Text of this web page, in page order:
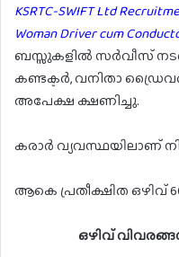
KSRTC-SWIFT Ltd
Woman Driver cum
ബസ്സുകളിൽ സർവീസ്
കണ്ടക്ടർ, വനിതാ
അപേക്ഷ ക്ഷണിച്ചു.
കരാർ വ്യവസ്ഥയിലാണ്
ആകെ പ്രതീക്ഷിത ഒഴിവ്
ഒഴിവ്